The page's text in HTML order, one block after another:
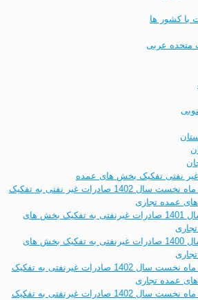
با کشور ها
متحده عربی
غیر نفتی تفکیک بخش های عمده
آمار 6 ماه نخست سال 1402 صادرات غیر نفتی به تفکیک
عمده تجاری
آمار سال 1401 صادرات غیرنفتی به تفکیک بخش های
آمار سال 1400 صادرات غیرنفتی به تفکیک بخش های
آمار 7 ماه نخست سال 1402 صادرات غیرنفتی به تفکیک
عمده تجاری
آمار 8 ماه نخست سال 1402 صادرات غیرنفتی به تفکیک